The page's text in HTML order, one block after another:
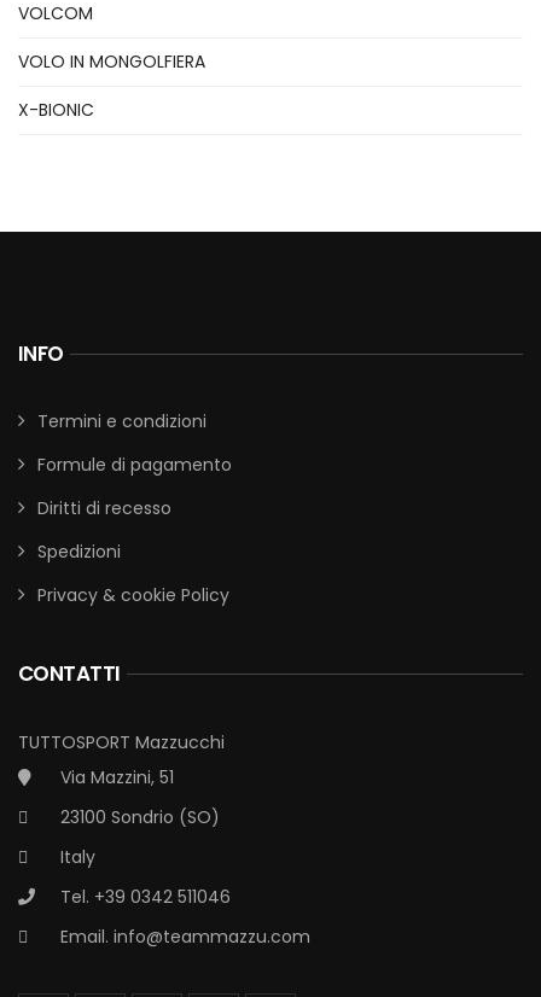
VOLCOM
VOLO IN MONGOLFIERA
X-BIONIC
INFO
Termini e condizioni
Formule di pagamento
Diritti di recesso
Spedizioni
Privacy & cookie Policy
CONTATTI
TUTTOSPORT Mazzucchi
Via Mazzini, 51
23100 Sondrio (SO)
Italy
Tel. +39 0342 511046
Email. info@teammazzu.com